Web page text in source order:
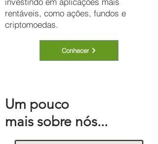
rentáveis, como ações, fundos e
criptomoedas.
Conhecer
Um pouco
mais sobre nós...